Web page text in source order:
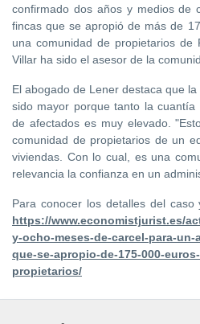
confirmado dos años y medios de
fincas que se apropió de más de
una comunidad de propietarios de
Villar ha sido el asesor de la
El abogado de Lener destaca que
sido mayor porque tanto la
de afectados es muy elevado.
comunidad de propietarios de un
viviendas. Con lo cual, es una
relevancia la confianza en un
Para conocer los detalles del
https://www.economistjurist.es/
y-ocho-meses-de-carcel-para-
que-se-apropio-de-175-000-
propietarios/